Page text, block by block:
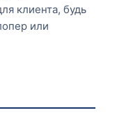
клиента, будь
или